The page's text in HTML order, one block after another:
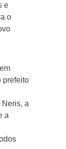
e
o
prefeito
a
a